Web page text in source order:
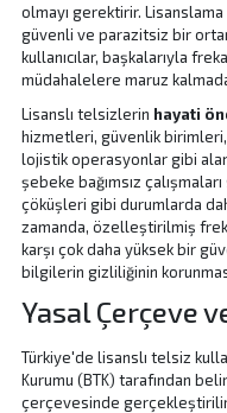
olmayı gerektirir.
güvenli ve parazitsiz bir
kullanıcılar, başkalarıyla
müdahalelere maruz
Lisanslı telsizlerin hayati
hizmetleri, güvenlik
lojistik operasyonlar gibi
şebeke bağımsız
çöküşleri gibi durumlarda
zamanda, özelleştirilmiş
karşı çok daha yüksek bir
bilgilerin gizliliğinin
Yasal Çerçeve
Türkiye'de lisanslı telsiz
Kurumu (BTK) tarafından
çerçevesinde gerçekleştirilir.